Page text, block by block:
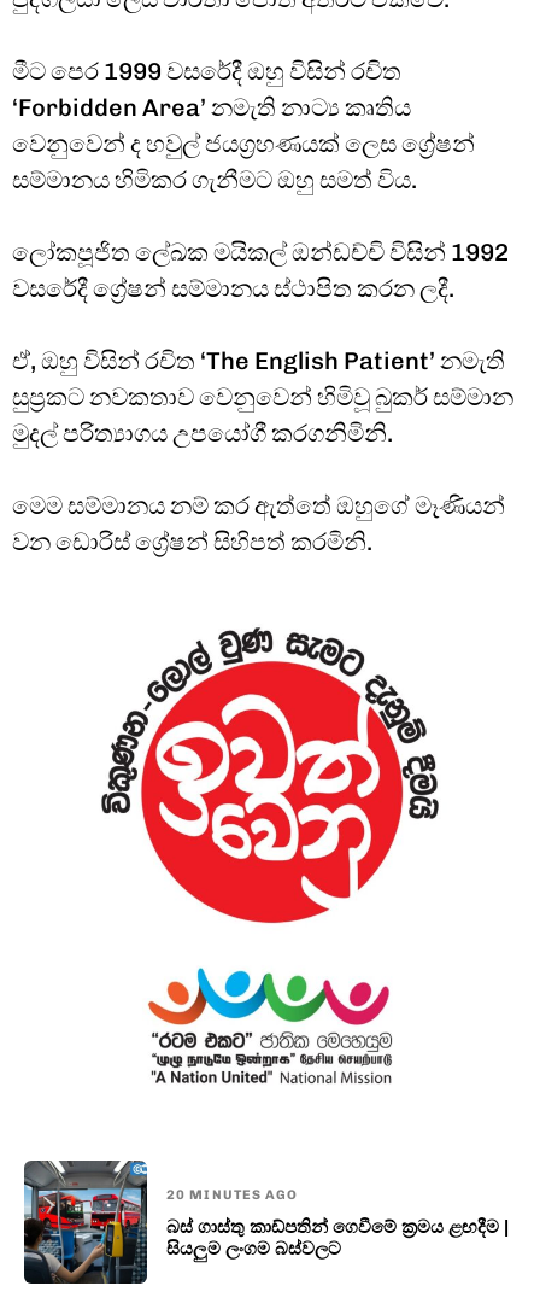
මීට පෙර 1999 වසරේදී ඔහු විසින් රචිත
‘Forbidden Area’ නමැති නාට්‍ය කෘතිය
වෙනුවෙන් ද හවුල් ජයග්‍රහණයක් ලෙස ග්‍රේෂන්
සම්මානය හිමිකර ගැනීමට ඔහු සමත් විය.
ලෝකපූජිත ලේඛක මයිකල් ඔන්ඩච්චි විසින් 1992
වසරේදී ග්‍රේෂන් සම්මානය ස්ථාපිත කරන ලදී.
ඒ, ඔහු විසින් රචිත ‘The English Patient’ නමැති
සුප්‍රකට නවකතාව වෙනුවෙන් හිමිවූ බුකර් සම්මාන
මුදල් පරිත්‍යාගය උපයෝගී කරගනිමිනි.
මෙම සම්මානය නම් කර ඇත්තේ ඔහුගේ මෑණියන්
වන ඩොරිස් ග්‍රේෂන් සිහිපත් කරමිනි.
20 MINUTES AGO
බස් ගාස්තු කාඩ්පතින් ගෙවීමේ ක්‍රමය ළඟදීම |
සියලුම ලංගම බස්වලට